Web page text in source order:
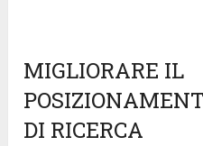
MIGLIORARE IL
DI RICERCA